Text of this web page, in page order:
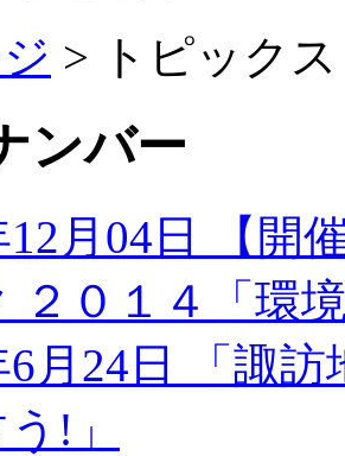
> トピックス
ンバー
12月04日 【開
２０１４「環
6月24日 「諏
!」